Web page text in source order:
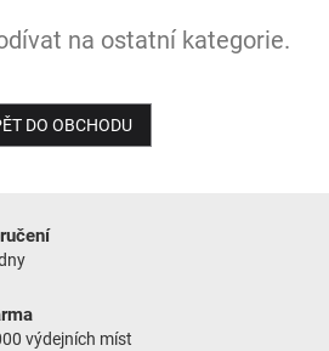
na ostatní kategorie.
DO OBCHODU
výdejních míst